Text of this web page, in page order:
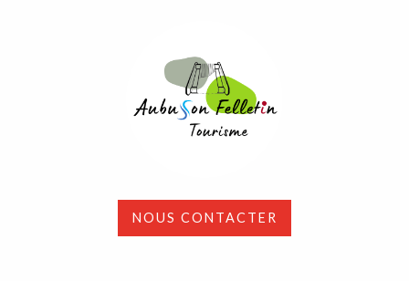
NOUS CONTACTER